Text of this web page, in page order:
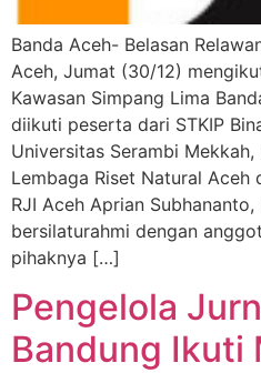
Banda Aceh- Belasan
Aceh, Jumat (30/12)
Kawasan Simpang Lima
diikuti peserta dari STKIP
Universitas Serambi Mekkah,
Lembaga Riset Natural Aceh
RJI Aceh Aprian
bersilaturahmi dengan
pihaknya […]
Pengelola
Bandung Ikuti